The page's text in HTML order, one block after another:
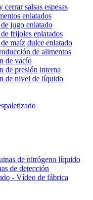
salsas espesas
enlatados
jugo enlatado
frijoles enlatados
maíz dulce enlatado
de alimentos
de vacío
de presión interna
de nivel de líquido
de nitrógeno líquido
de detección
- Vídeo de fábrica